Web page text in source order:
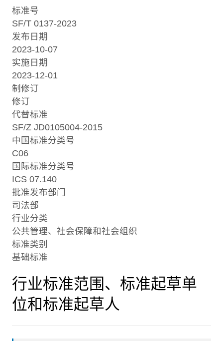
标准号
SF/T 0137-2023
发布日期
2023-10-07
实施日期
2023-12-01
制修订
修订
代替标准
SF/Z JD0105004-2015
中国标准分类号
C06
国际标准分类号
ICS 07.140
批准发布部门
司法部
行业分类
公共管理、社会保障和社会组织
标准类别
基础标准
行业标准范围、标准起草单
位和标准起草人